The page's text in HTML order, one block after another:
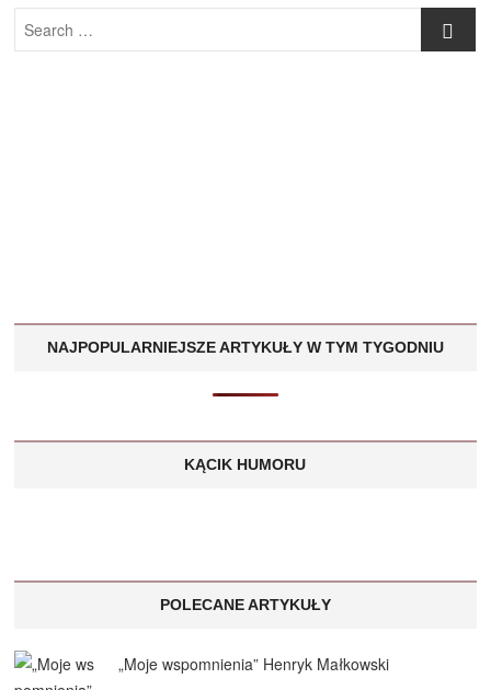
Search
…
NAJPOPULARNIEJSZE ARTYKUŁY W TYM TYGODNIU
KĄCIK HUMORU
POLECANE ARTYKUŁY
„Moje wspomnienia” Henryk Małkowski